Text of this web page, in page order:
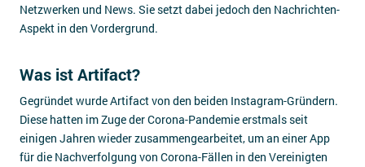
Netzwerken und News. Sie setzt dabei jedoch den Nachrichten-
Aspekt in den Vordergrund.
Was ist Artifact?
Gegründet wurde Artifact von den beiden Instagram-Gründern.
Diese hatten im Zuge der Corona-Pandemie erstmals seit
einigen Jahren wieder zusammengearbeitet, um an einer App
für die Nachverfolgung von Corona-Fällen in den Vereinigten